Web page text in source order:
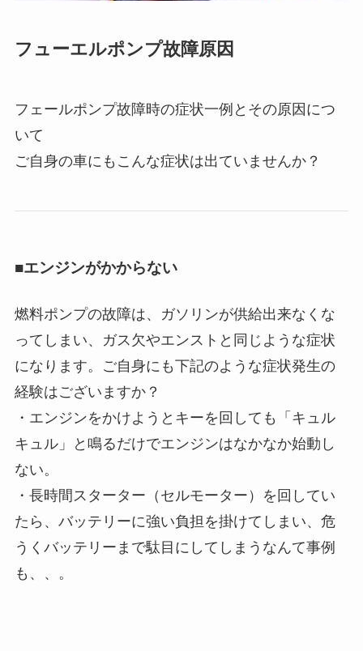
フューエルポンプ故障原因
フェールポンプ故障時の症状一例とその原因につ
いて
ご自身の車にもこんな症状は出ていませんか？
■エンジンがかからない
燃料ポンプの故障は、ガソリンが供給出来なくな
ってしまい、ガス欠やエンストと同じような症状
になります。ご自身にも下記のような症状発生の
経験はございますか？
・エンジンをかけようとキーを回しても「キュル
キュル」と鳴るだけでエンジンはなかなか始動し
ない。
・長時間スターター（セルモーター）を回してい
たら、バッテリーに強い負担を掛けてしまい、危
うくバッテリーまで駄目にしてしまうなんて事例
も、、。